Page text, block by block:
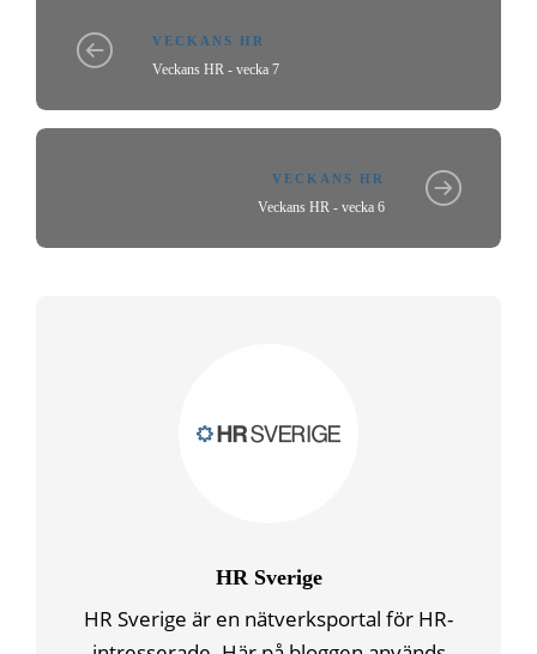
VECKANS HR
Veckans HR - vecka 7
VECKANS HR
Veckans HR - vecka 6
HR Sverige
HR Sverige är en nätverksportal för HR-